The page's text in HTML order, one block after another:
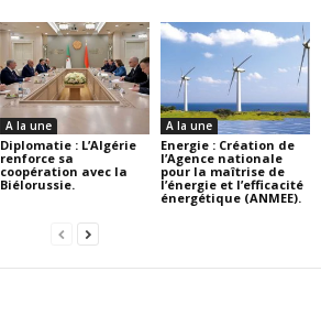
A la une
Diplomatie : L’Algérie
renforce sa
coopération avec la
Biélorussie.
A la une
Energie : Création de
l’Agence nationale
pour la maîtrise de
l’énergie et l’efficacité
énergétique (ANMEE).